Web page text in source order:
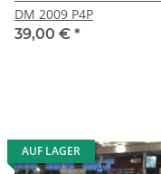
DM 2009 P4P
39,00 € *
AUF LAGER